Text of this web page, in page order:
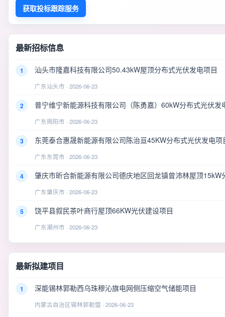
获取投标跟踪服务
最新招标信息
1 汕头市隆嘉科技有限公司50.43kW屋顶分布式光伏发电项目
广东汕头市 · 2026-06-23
2 普宁维宁新能源科技有限公司（陈勇嘉）60kW分布式光伏发
广东揭阳市 · 2026-06-23
3 东莞泰合惠晟新能源有限公司陈治亘45KW分布式光伏发电项
广东东莞市 · 2026-06-23
4 肇庆市昕合新能源有限公司德庆地区回龙镇曾沛林屋顶15kW
广东肇庆市 · 2026-06-23
5 饶平县叙民茶叶商行屋顶66KW光伏建设项目
广东潮州市 · 2026-06-23
最新拟建项目
1 深能锡林郭勒西乌珠穆沁旗电网侧压缩空气储能项目
内蒙古自治区锡林郭勒盟 · 2026-06-23